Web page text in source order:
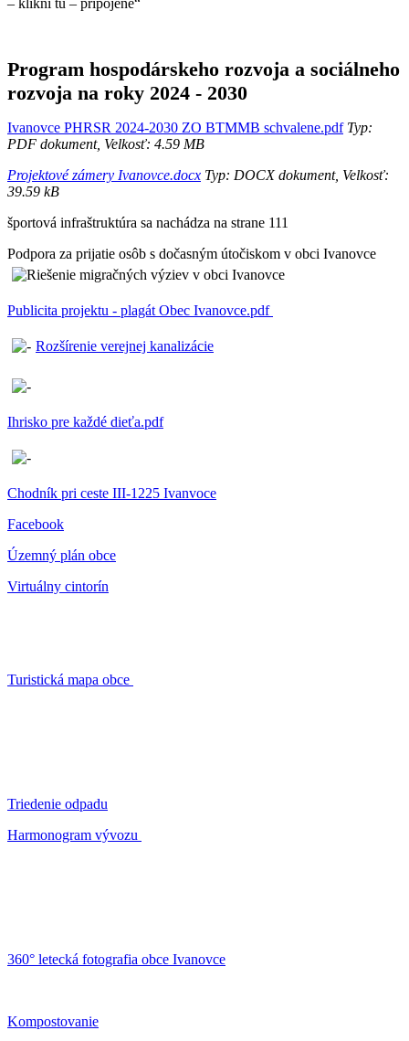
– klikni tu – pripojené“
Program hospodárskeho rozvoja a sociálneho
rozvoja na roky 2024 - 2030
Ivanovce PHRSR 2024-2030 ZO BTMMB schvalene.pdfTyp:
PDF dokument, Velkosť: 4.59 MB
Projektové zámery Ivanovce.docx Typ: DOCX dokument, Velkosť:
39.59 kB
športová infraštruktúra sa nachádza na strane 111
Podpora za prijatie osôb s dočasným útočiskom v obci Ivanovce
Publicita projektu - plagát Obec Ivanovce.pdf
Rozšírenie verejnej kanalizácie
Ihrisko pre každé dieťa.pdf
Chodník pri ceste III-1225 Ivanvoce
Facebook
Územný plán obce
Virtuálny cintorín
Turistická mapa obce
Triedenie odpadu
Harmonogram vývozu
360° letecká fotografia obce Ivanovce
Kompostovanie